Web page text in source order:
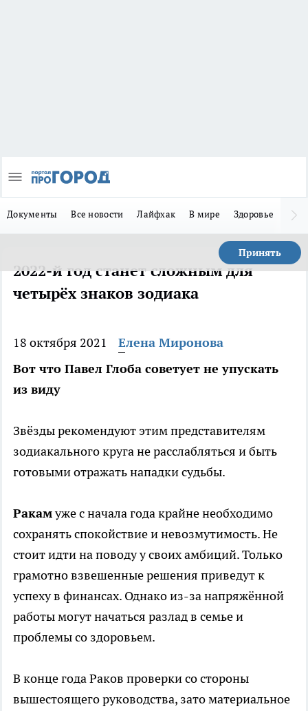
Документы Все новости Лайфхак В мире Здоровье
Принять
2022-й год станет сложным для
четырёх знаков зодиака
18 октября 2021
Елена Миронова
Вот что Павел Глоба советует не упускать
из виду
Звёзды рекомендуют этим представителям
зодиакального круга не расслабляться и быть
готовыми отражать нападки судьбы.
Ракамуже с начала года крайне необходимо
сохранять спокойствие и невозмутимость. Не
стоит идти на поводу у своих амбиций. Только
грамотно взвешенные решения приведут к
успеху в финансах. Однако из-за напряжённой
работы могут начаться разлад в семье и
проблемы со здоровьем.
В конце года Раков проверки со стороны
вышестоящего руководства, зато материальное